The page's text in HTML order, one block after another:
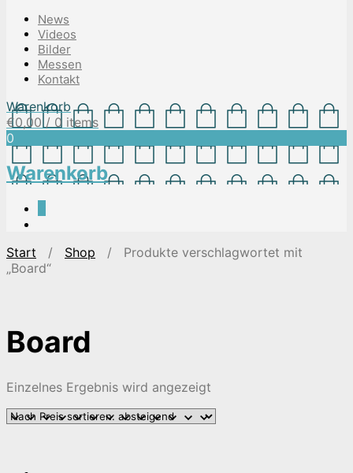
News
Videos
Bilder
Messen
Kontakt
Warenkorb
€0,00 / 0 items
0
Warenkorb
Start / Shop / Produkte verschlagwortet mit
„Board“
Board
Einzelnes Ergebnis wird angezeigt